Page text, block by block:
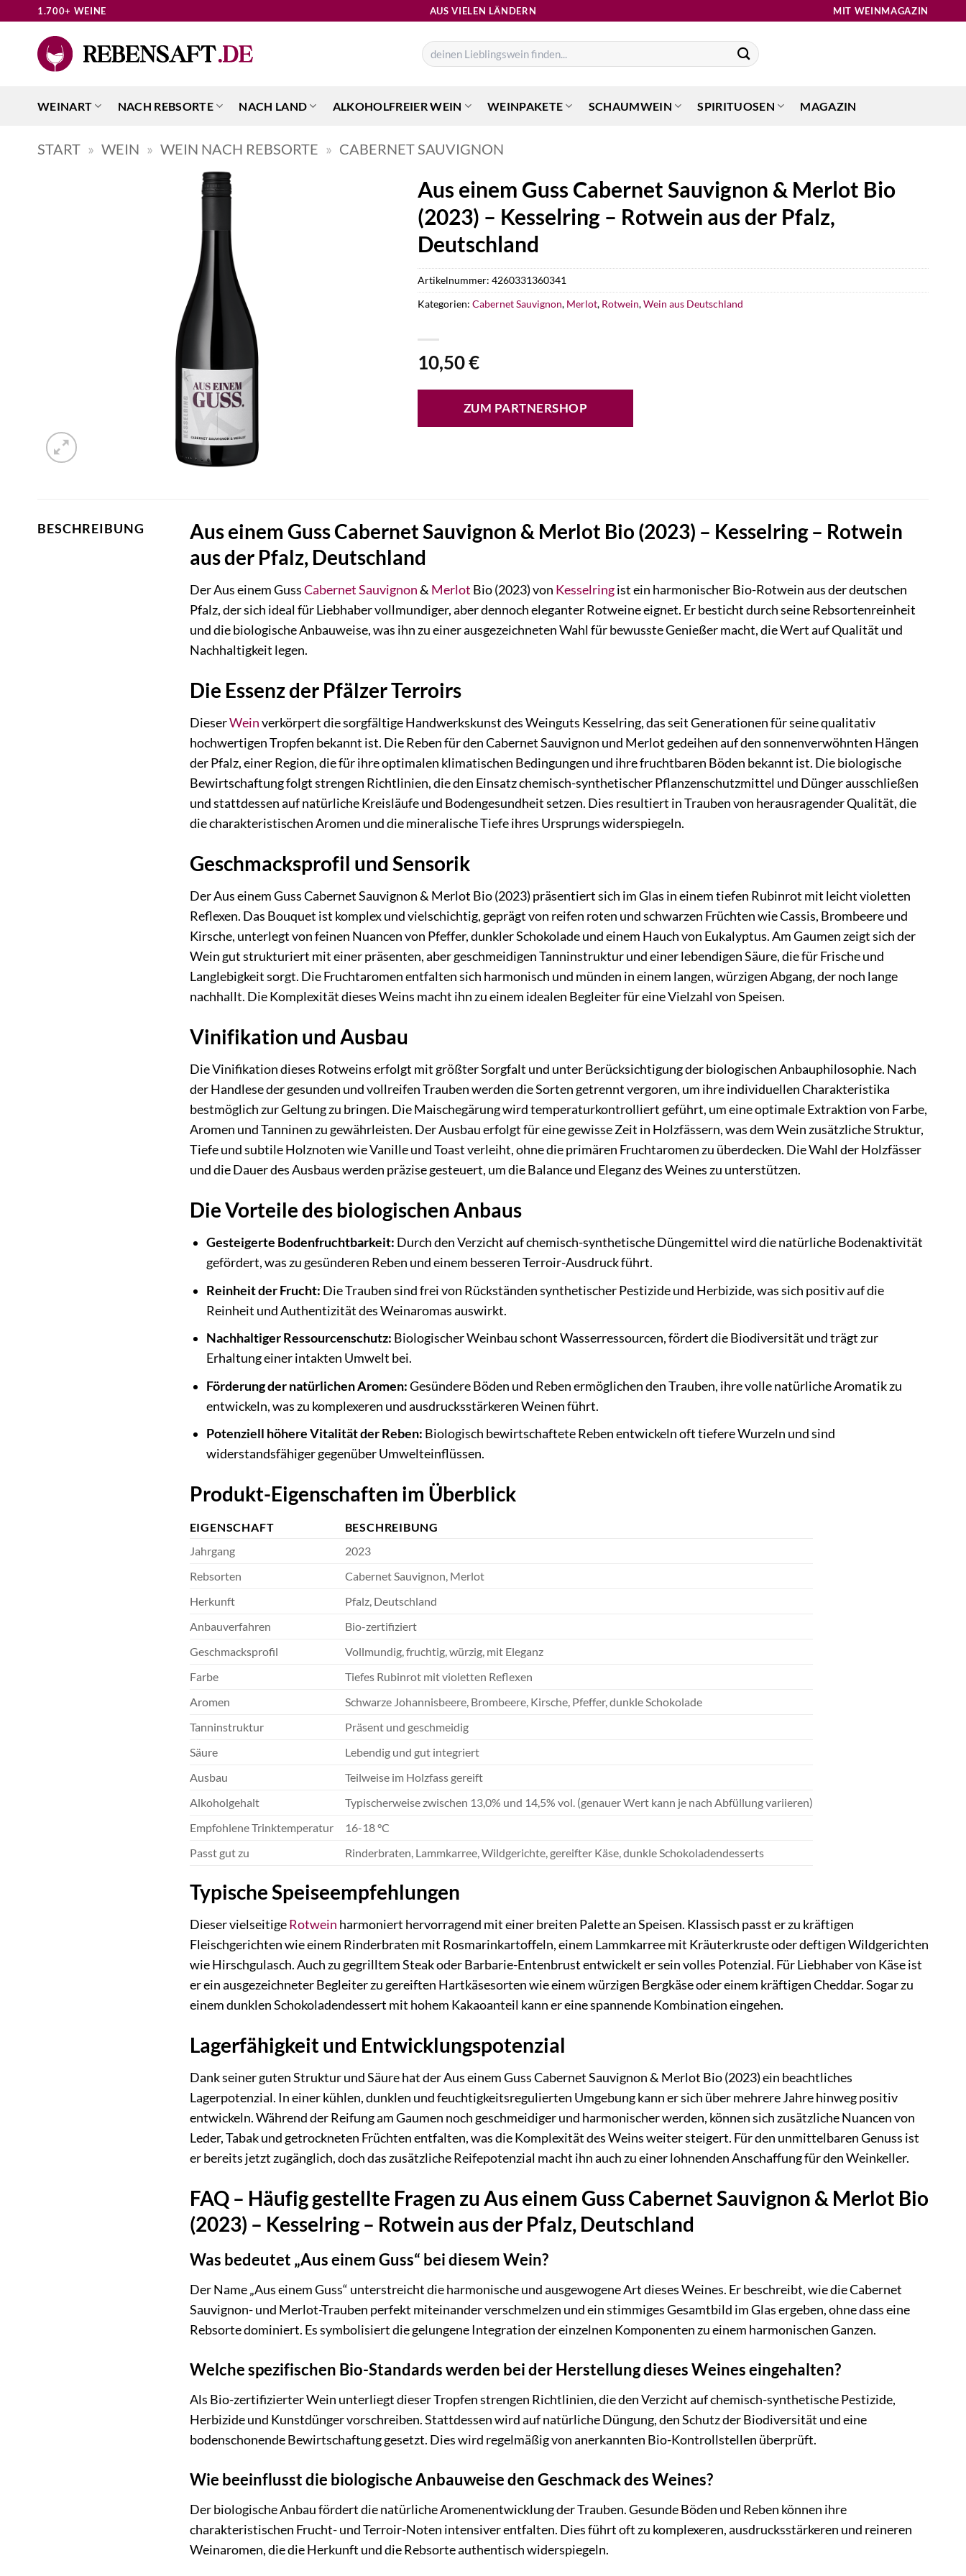
springen
1.700+ WEINE AUS VIELEN LÄNDERN MIT WEINMAGAZIN
Suchen
nach:
WEINART NACH REBSORTE NACH LAND ALKOHOLFREIER WEIN WEINPAKETE SCHAUMWEIN SPIRITUOSEN MAGAZIN
START » WEIN » WEIN NACH REBSORTE » CABERNET SAUVIGNON
Aus einem Guss Cabernet Sauvignon & Merlot Bio
(2023) – Kesselring – Rotwein aus der Pfalz,
Deutschland
10,50€
ZUM PARTNERSHOP
Artikelnummer:4260331360341
Kategorien:Cabernet Sauvignon, Merlot, Rotwein,Wein aus Deutschland
BESCHREIBUNG
Aus einem Guss Cabernet Sauvignon & Merlot Bio (2023) – Kesselring – Rotwein
aus der Pfalz, Deutschland
Der Aus einem GussCabernet Sauvignon&Merlot Bio (2023) von Kesselringist ein harmonischer Bio-Rotwein aus der deutschen
Pfalz, der sich ideal für Liebhaber vollmundiger, aber dennoch eleganter Rotweine eignet. Er besticht durch seine Rebsortenreinheit
und die biologische Anbauweise, was ihn zu einer ausgezeichneten Wahl für bewusste Genießer macht, die Wert auf Qualität und
Nachhaltigkeit legen.
Die Essenz der Pfälzer Terroirs
DieserWeinverkörpert die sorgfältige Handwerkskunst des Weinguts Kesselring, das seit Generationen für seine qualitativ
hochwertigen Tropfen bekannt ist. Die Reben für den Cabernet Sauvignon und Merlot gedeihen auf den sonnenverwöhnten Hängen
der Pfalz, einer Region, die für ihre optimalen klimatischen Bedingungen und ihre fruchtbaren Böden bekannt ist. Die biologische
Bewirtschaftung folgt strengen Richtlinien, die den Einsatz chemisch-synthetischer Pflanzenschutzmittel und Dünger ausschließen
und stattdessen auf natürliche Kreisläufe und Bodengesundheit setzen. Dies resultiert in Trauben von herausragender Qualität, die
die charakteristischen Aromen und die mineralische Tiefe ihres Ursprungs widerspiegeln.
Geschmacksprofil und Sensorik
Der Aus einem Guss Cabernet Sauvignon & Merlot Bio (2023) präsentiert sich im Glas in einem tiefen Rubinrot mit leicht violetten
Reflexen. Das Bouquet ist komplex und vielschichtig, geprägt von reifen roten und schwarzen Früchten wie Cassis, Brombeere und
Kirsche, unterlegt von feinen Nuancen von Pfeffer, dunkler Schokolade und einem Hauch von Eukalyptus. Am Gaumen zeigt sich der
Wein gut strukturiert mit einer präsenten, aber geschmeidigen Tanninstruktur und einer lebendigen Säure, die für Frische und
Langlebigkeit sorgt. Die Fruchtaromen entfalten sich harmonisch und münden in einem langen, würzigen Abgang, der noch lange
nachhallt. Die Komplexität dieses Weins macht ihn zu einem idealen Begleiter für eine Vielzahl von Speisen.
Vinifikation und Ausbau
Die Vinifikation dieses Rotweins erfolgt mit größter Sorgfalt und unter Berücksichtigung der biologischen Anbauphilosophie. Nach
der Handlese der gesunden und vollreifen Trauben werden die Sorten getrennt vergoren, um ihre individuellen Charakteristika
bestmöglich zur Geltung zu bringen. Die Maischegärung wird temperaturkontrolliert geführt, um eine optimale Extraktion von Farbe,
Aromen und Tanninen zu gewährleisten. Der Ausbau erfolgt für eine gewisse Zeit in Holzfässern, was dem Wein zusätzliche Struktur,
Tiefe und subtile Holznoten wie Vanille und Toast verleiht, ohne die primären Fruchtaromen zu überdecken. Die Wahl der Holzfässer
und die Dauer des Ausbaus werden präzise gesteuert, um die Balance und Eleganz des Weines zu unterstützen.
Die Vorteile des biologischen Anbaus
Gesteigerte Bodenfruchtbarkeit: Durch den Verzicht auf chemisch-synthetische Düngemittel wird die natürliche Bodenaktivität
gefördert, was zu gesünderen Reben und einem besseren Terroir-Ausdruck führt.
Reinheit der Frucht: Die Trauben sind frei von Rückständen synthetischer Pestizide und Herbizide, was sich positiv auf die
Reinheit und Authentizität des Weinaromas auswirkt.
Nachhaltiger Ressourcenschutz: Biologischer Weinbau schont Wasserressourcen, fördert die Biodiversität und trägt zur
Erhaltung einer intakten Umwelt bei.
Förderung der natürlichen Aromen:Gesündere Böden und Reben ermöglichen den Trauben, ihre volle natürliche Aromatik zu
entwickeln, was zu komplexeren und ausdrucksstärkeren Weinen führt.
Potenziell höhere Vitalität der Reben: Biologisch bewirtschaftete Reben entwickeln oft tiefere Wurzeln und sind
widerstandsfähiger gegenüber Umwelteinflüssen.
Produkt-Eigenschaften im Überblick
EIGENSCHAFT
BESCHREIBUNG
Jahrgang
2023
Rebsorten
Cabernet Sauvignon, Merlot
Herkunft
Pfalz, Deutschland
Anbauverfahren
Bio-zertifiziert
Geschmacksprofil
Vollmundig, fruchtig, würzig, mit Eleganz
Farbe
Tiefes Rubinrot mit violetten Reflexen
Aromen
Schwarze Johannisbeere, Brombeere, Kirsche, Pfeffer, dunkle Schokolade
Tanninstruktur
Präsent und geschmeidig
Säure
Lebendig und gut integriert
Ausbau
Teilweise im Holzfass gereift
Alkoholgehalt
Typischerweise zwischen 13,0% und 14,5% vol. (genauer Wert kann je nach Abfüllung variieren)
Empfohlene Trinktemperatur
16-18 °C
Passt gut zu
Rinderbraten, Lammkarree, Wildgerichte, gereifter Käse, dunkle Schokoladendesserts
Typische Speiseempfehlungen
Dieser vielseitigeRotwein harmoniert hervorragend mit einer breiten Palette an Speisen. Klassisch passt er zu kräftigen
Fleischgerichten wie einem Rinderbraten mit Rosmarinkartoffeln, einem Lammkarree mit Kräuterkruste oder deftigen Wildgerichten
wie Hirschgulasch. Auch zu gegrilltem Steak oder Barbarie-Entenbrust entwickelt er sein volles Potenzial. Für Liebhaber von Käse ist
er ein ausgezeichneter Begleiter zu gereiften Hartkäsesorten wie einem würzigen Bergkäse oder einem kräftigen Cheddar. Sogar zu
einem dunklen Schokoladendessert mit hohem Kakaoanteil kann er eine spannende Kombination eingehen.
Lagerfähigkeit und Entwicklungspotenzial
Dank seiner guten Struktur und Säure hat der Aus einem Guss Cabernet Sauvignon & Merlot Bio (2023) ein beachtliches
Lagerpotenzial. In einer kühlen, dunklen und feuchtigkeitsregulierten Umgebung kann er sich über mehrere Jahre hinweg positiv
entwickeln. Während der Reifung am Gaumen noch geschmeidiger und harmonischer werden, können sich zusätzliche Nuancen von
Leder, Tabak und getrockneten Früchten entfalten, was die Komplexität des Weins weiter steigert. Für den unmittelbaren Genuss ist
er bereits jetzt zugänglich, doch das zusätzliche Reifepotenzial macht ihn auch zu einer lohnenden Anschaffung für den Weinkeller.
FAQ – Häufig gestellte Fragen zu Aus einem Guss Cabernet Sauvignon & Merlot Bio
(2023) – Kesselring – Rotwein aus der Pfalz, Deutschland
Was bedeutet „Aus einem Guss“ bei diesem Wein?
Der Name „Aus einem Guss“ unterstreicht die harmonische und ausgewogene Art dieses Weines. Er beschreibt, wie die Cabernet
Sauvignon- und Merlot-Trauben perfekt miteinander verschmelzen und ein stimmiges Gesamtbild im Glas ergeben, ohne dass eine
Rebsorte dominiert. Es symbolisiert die gelungene Integration der einzelnen Komponenten zu einem harmonischen Ganzen.
Welche spezifischen Bio-Standards werden bei der Herstellung dieses Weines eingehalten?
Als Bio-zertifizierter Wein unterliegt dieser Tropfen strengen Richtlinien, die den Verzicht auf chemisch-synthetische Pestizide,
Herbizide und Kunstdünger vorschreiben. Stattdessen wird auf natürliche Düngung, den Schutz der Biodiversität und eine
bodenschonende Bewirtschaftung gesetzt. Dies wird regelmäßig von anerkannten Bio-Kontrollstellen überprüft.
Wie beeinflusst die biologische Anbauweise den Geschmack des Weines?
Der biologische Anbau fördert die natürliche Aromenentwicklung der Trauben. Gesunde Böden und Reben können ihre
charakteristischen Frucht- und Terroir-Noten intensiver entfalten. Dies führt oft zu komplexeren, ausdrucksstärkeren und reineren
Weinaromen, die die Herkunft und die Rebsorte authentisch widerspiegeln.